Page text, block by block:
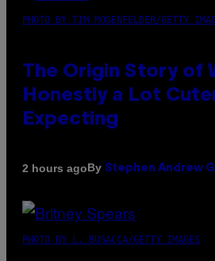
PHOTO BY TIM MOSENFELDER/GETTY
The Origin Story of
Honestly a Lot
Expecting
2 hours agoBy Stephen Andrew
PHOTO BY L. BUSACCA/GETTY IMAGES